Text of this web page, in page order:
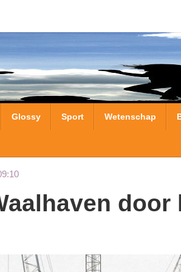
Glossy Sport Wetenschap